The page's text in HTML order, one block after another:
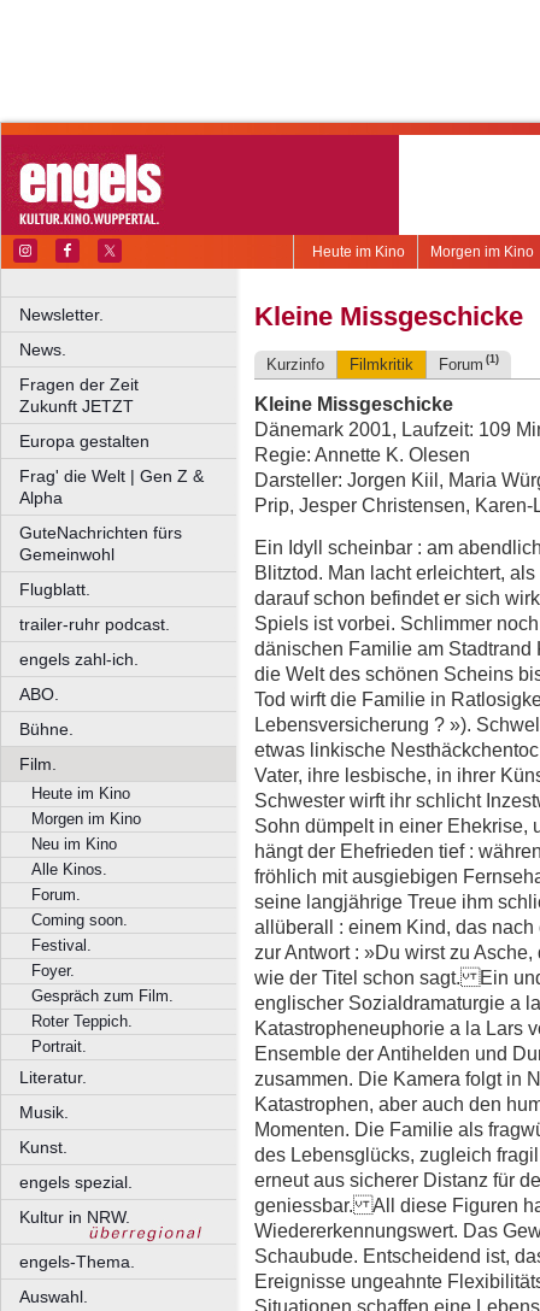
Morgen im Kino
Heute im Kino
Newsletter.
News.
Fragen der Zeit
Zukunft JETZT
Europa gestalten
Frag' die Welt | Gen Z &
Alpha
GuteNachrichten fürs
Gemeinwohl
Flugblatt.
trailer-ruhr podcast.
engels zahl-ich.
ABO.
Bühne.
Film.
Heute im Kino
Morgen im Kino
Neu im Kino
Alle Kinos.
Forum.
Coming soon.
Festival.
Foyer.
Gespräch zum Film.
Roter Teppich.
Portrait.
Literatur.
Musik.
Kunst.
engels spezial.
Kultur in NRW.
engels-Thema.
Auswahl.
Kleine Missgeschicke
Kurzinfo Filmkritik Forum (1)
Kleine Missgeschicke
Dänemark 2001, Laufzeit: 109
Regie: Annette K. Olesen
Darsteller: Jorgen Kiil, Maria
Prip, Jesper Christensen,
Ein Idyll scheinbar : am
Blitztod. Man lacht erleichtert,
darauf schon befindet er sich
Spiels ist vorbei. Schlimmer
dänischen Familie am
die Welt des schönen Scheins
Tod wirft die Familie in
Lebensversicherung ? »).
etwas linkische
Vater, ihre lesbische, in ihrer
Schwester wirft ihr schlicht
Sohn dümpelt in einer Ehekrise,
hängt der Ehefrieden tief :
fröhlich mit ausgiebigen
seine langjährige Treue ihm
allüberall : einem Kind, das
zur Antwort : »Du wirst zu
wie der Titel schon sagt. Ein
englischer Sozialdramaturgie a
Katastropheneuphorie a la Lars
Ensemble der Antihelden und
zusammen. Die Kamera folgt in
Katastrophen, aber auch den
Momenten. Die Familie als
des Lebensglücks, zugleich
erneut aus sicherer Distanz für
geniessbar. All diese Figuren
Wiedererkennungswert. Das
Schaubude. Entscheidend ist,
Ereignisse ungeahnte
Situationen schaffen eine